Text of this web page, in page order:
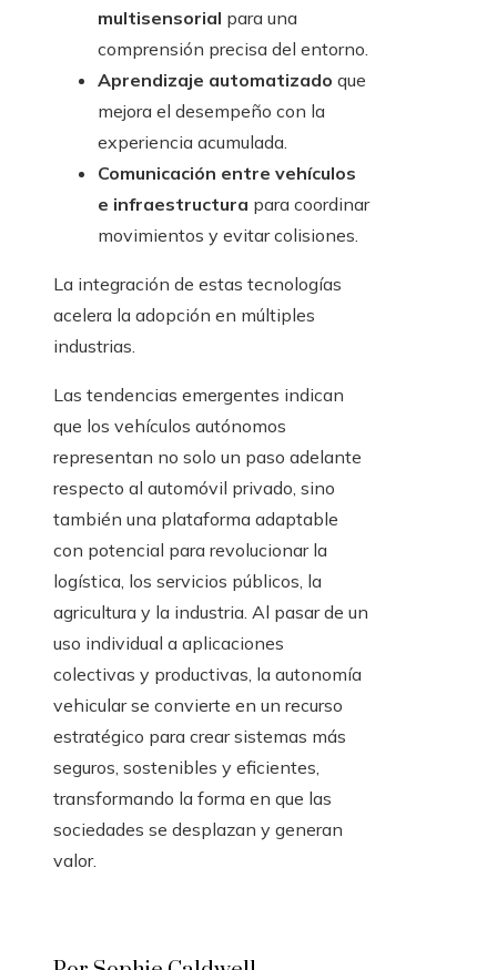
multisensorial para una
comprensión precisa del entorno.
Aprendizaje automatizado que
mejora el desempeño con la
experiencia acumulada.
Comunicación entre vehículos
e infraestructura para coordinar
movimientos y evitar colisiones.
La integración de estas tecnologías
acelera la adopción en múltiples
industrias.
Las tendencias emergentes indican
que los vehículos autónomos
representan no solo un paso adelante
respecto al automóvil privado, sino
también una plataforma adaptable
con potencial para revolucionar la
logística, los servicios públicos, la
agricultura y la industria. Al pasar de un
uso individual a aplicaciones
colectivas y productivas, la autonomía
vehicular se convierte en un recurso
estratégico para crear sistemas más
seguros, sostenibles y eficientes,
transformando la forma en que las
sociedades se desplazan y generan
valor.